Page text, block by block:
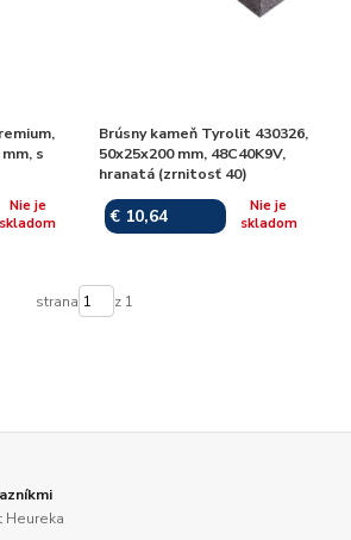
s
Nie je
skladom
Brúsny kameň Tyrolit 430326,
50x25x200 mm, 48C40K9V,
hranatá (zrnitosť 40)
€ 10,64
Nie je
skladom
strana z 1
Heureka